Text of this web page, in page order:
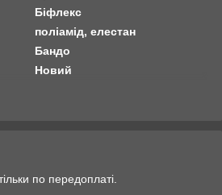
Біфлекс
поліамід, елестан
Бандо
Новий
по передоплаті.